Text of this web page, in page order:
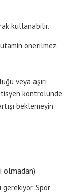
kullanabilir.
önerilmez.
veya aşırı
kontrolünde
beklemeyin.
olmadan)
Spor